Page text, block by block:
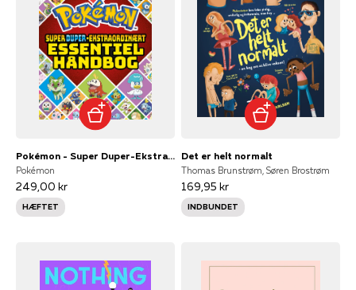
Pokémon - Super Duper-Ekstraordinært Essentiel Håndbog
Pokémon
249,00 kr
HÆFTET
Det er helt normalt
Thomas Brunstrøm, Søren Brostrøm
169,95 kr
INDBUNDET